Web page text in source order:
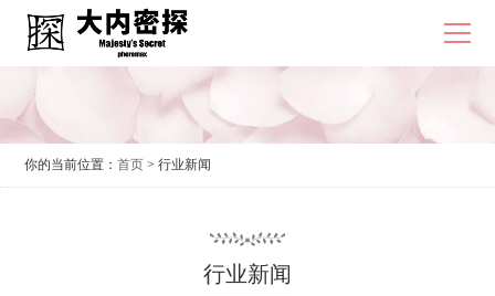
你的当前位置：首页 > 行业新闻
行业新闻